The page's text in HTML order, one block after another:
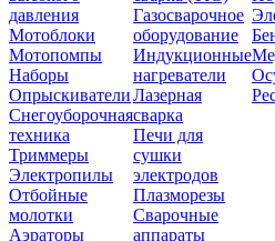
давления
Мотоблоки
Мотопомпы
Наборы
Опрыскиватели
Снегоуборочная
техника
Триммеры
Электропилы
Отбойные
молотки
Аэраторы
Газосварочное
оборудование
Индукционные
нагреватели
Лазерная
сварка
Печи для
сушки
электродов
Плазморезы
Сварочные
аппараты